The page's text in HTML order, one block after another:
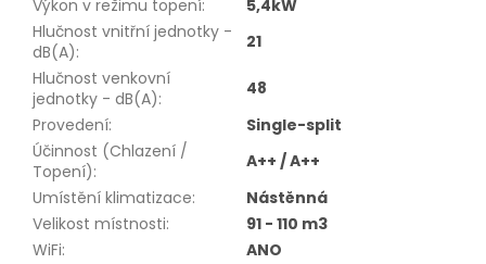
Výkon v režimu topení:
5,4kW
Hlučnost vnitřní jednotky -
dB(A):
21
Hlučnost venkovní
jednotky - dB(A):
48
Provedení:
Single-split
Účinnost (Chlazení /
Topení):
A++ / A++
Umístění klimatizace:
Nástěnná
Velikost místnosti:
91 - 110 m3
WiFi:
ANO